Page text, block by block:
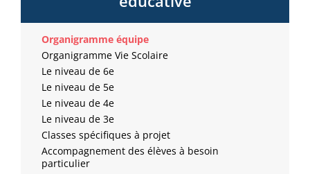
Organigramme équipe
Organigramme Vie Scolaire
Le niveau de 6e
Le niveau de 5e
Le niveau de 4e
Le niveau de 3e
Classes spécifiques à projet
Accompagnement des élèves à besoin
particulier